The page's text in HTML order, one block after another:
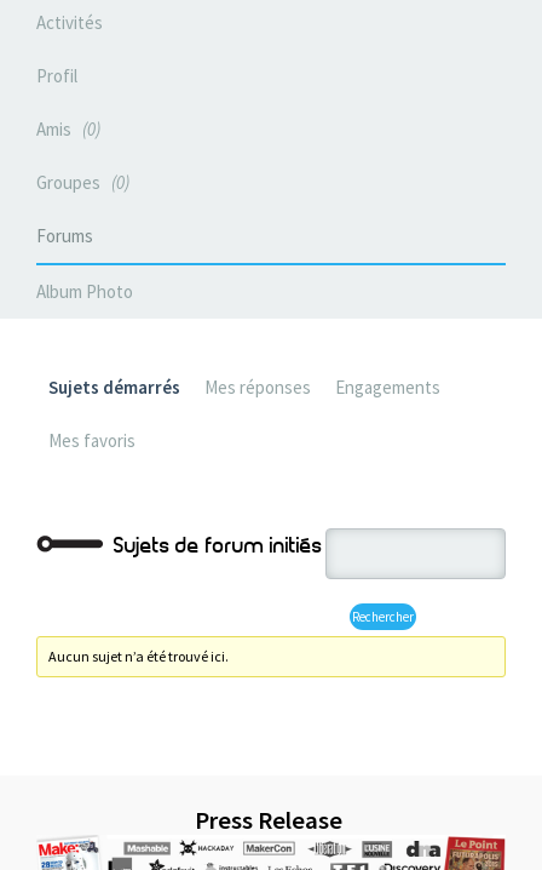
Activités
Profil
Amis 0
Groupes 0
Forums
Album Photo
Sujets démarrés Mes réponses Engagements
Mes favoris
Sujets de forum initiés
Aucun sujet n’a été trouvé ici.
Press Release